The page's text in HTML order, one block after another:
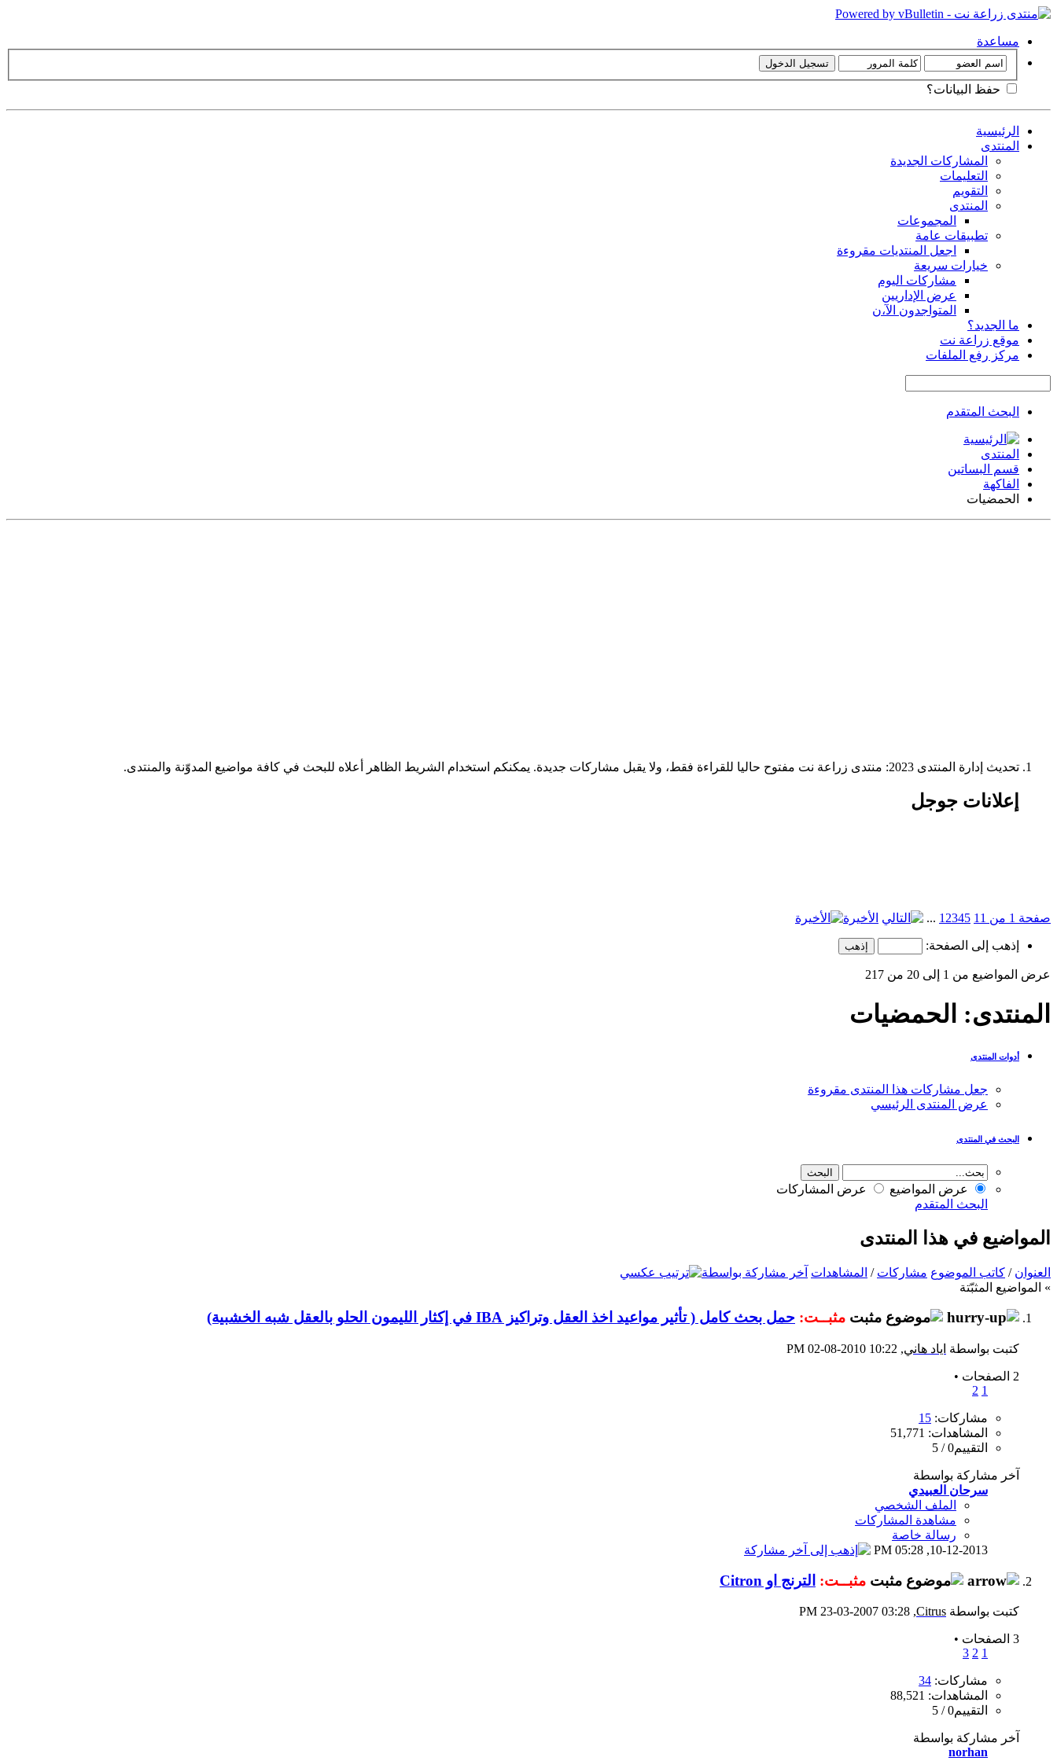
مساعدة
حفظ البيانات؟
الرئيسية
المنتدى
المشاركات الجديدة
التعليمات
التقويم
المنتدى
المجموعات
تطبيقات عامة
اجعل المنتديات مقروءة
خيارات سريعة
مشاركات اليوم
عرض الإداريين
المتواجدون الآ،ن
ما الجديد؟
موقع زراعة نت
مركز رفع الملفات
البحث المتقدم
المنتدى
قسم البساتين
الفاكهة
الحمضيات
تحديث إدارة المنتدى 2023: منتدى زراعة نت مفتوح حاليا للقراءة فقط، ولا يقبل مشاركات جديدة. يمكنكم استخدام الشريط الظاهر أعلاه للبحث في كافة مواضيع المدوّنة والمنتدى.
إعلانات جوجل
صفحة 1 من 11 12345
... الأخيرة
إذهب إلى الصفحة:
عرض المواضيع من 1 إلى 20 من 217
المنتدى: الحمضيات
أدوات المنتدى
جعل مشاركات هذا المنتدى مقروءة
عرض المنتدى الرئيسي
البحث في المنتدى
عرض المواضيع
عرض المشاركات
البحث المتقدم
المواضيع في هذا المنتدى
العنوان / كاتب الموضوع مشاركات / المشاهدات آخر مشاركة بواسطة
» المواضيع المثبّتة
مثبــت: حمل بحث كامل ( تأثير مواعيد اخذ العقل وتراكيز IBA في إكثار الليمون الحلو بالعقل شبه الخشبية)
كتبت بواسطة اياد هاني‏, 02-08-2010 10:22 PM
2 الصفحات
•
1
2
مشاركات: 15
المشاهدات: 51,771
التقييم0 / 5
آخر مشاركة بواسطة
سرحان العبيدي
الملف الشخصي
مشاهدة المشاركات
رسالة خاصة
10-12-2013,
05:28 PM
مثبــت: الترنج او Citron
كتبت بواسطة Citrus
‏, 23-03-2007 03:28 PM
3 الصفحات
•
1
2
3
مشاركات: 34
المشاهدات: 88,521
التقييم0 / 5
آخر مشاركة بواسطة
norhan